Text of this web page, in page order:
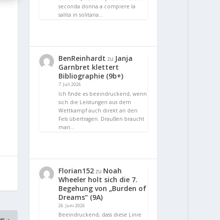
seconda donna a compiere la
salita in solitaria…
BenReinhardt zu Janja
Garnbret klettert
Bibliographie (9b+)
7. Juli 2026
Ich finde es beeindruckend, wenn
sich die Leistungen aus dem
Wettkampf auch direkt an den
Fels übertragen. Draußen braucht
man…
Florian152 zu Noah
Wheeler holt sich die 7.
Begehung von „Burden of
Dreams“ (9A)
26. Juni 2026
Beeindruckend, dass diese Linie